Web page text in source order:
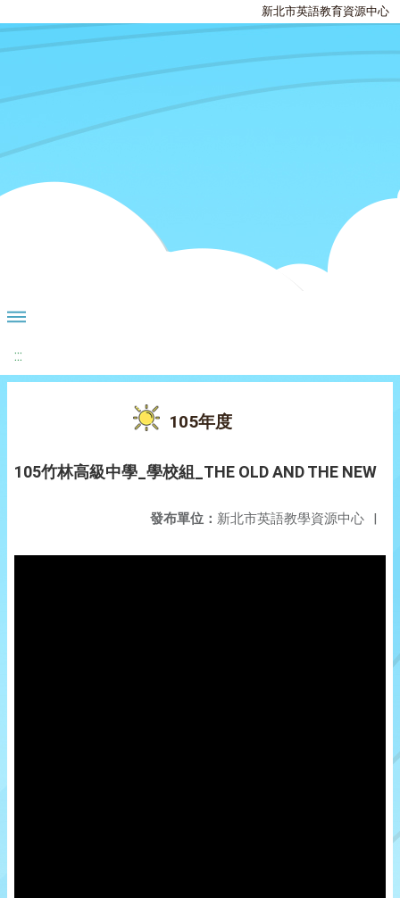
新北市英語教育資源中心
:::
105年度
105竹林高級中學_學校組_THE OLD AND THE NEW
發布單位： 新北市英語教學資源中心 |